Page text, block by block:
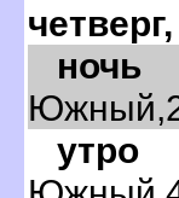
ночь
утро